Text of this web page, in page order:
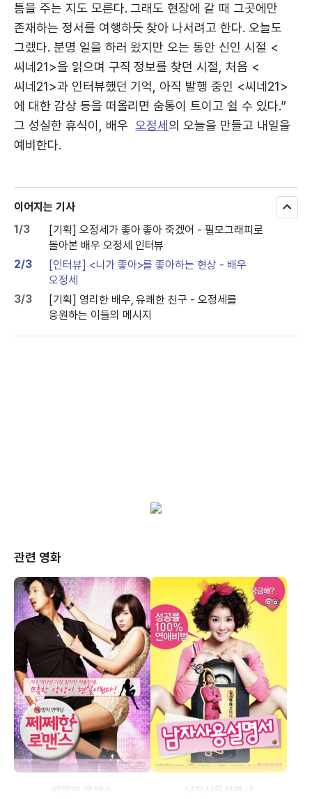
틈을 주는 지도 모른다. 그래도 현장에 갈 때 그곳에만
존재하는 정서를 여행하듯 찾아 나서려고 한다. 오늘도
그랬다. 분명 일을 하러 왔지만 오는 동안 신인 시절 <
씨네21>을 읽으며 구직 정보를 찾던 시절, 처음 <
씨네21>과 인터뷰했던 기억, 아직 발행 중인 <씨네21>
에 대한 감상 등을 떠올리면 숨통이 트이고 쉴 수 있다.”
그 성실한 휴식이, 배우 오정세 의 오늘을 만들고 내일을
예비한다.
이어지는 기사
1/3
[기획] 오정세가 좋아 좋아 죽겠어 - 필모그래피로
돌아본 배우 오정세 인터뷰
2/3
[인터뷰] <니가 좋아>를 좋아하는 현상 - 배우
오정세
3/3
[기획] 영리한 배우, 유쾌한 친구 - 오정세를
응원하는 이들의 메시지
모
관련 영화
쩨쩨한 로맨스 남자사용설명서